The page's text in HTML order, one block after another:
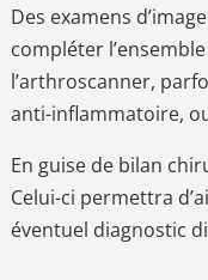
Des examens
compléter
l’arthroscanner,
anti-inflammatoire,
En guise de bilan
Celui-ci permettra
éventuel diagnostic